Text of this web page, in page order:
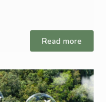
Read more